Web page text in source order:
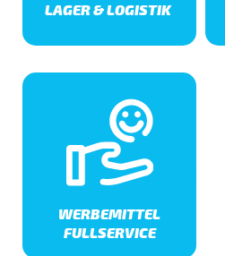
LAGER & LOGISTIK
WERBEMITTEL
FULLSERVICE